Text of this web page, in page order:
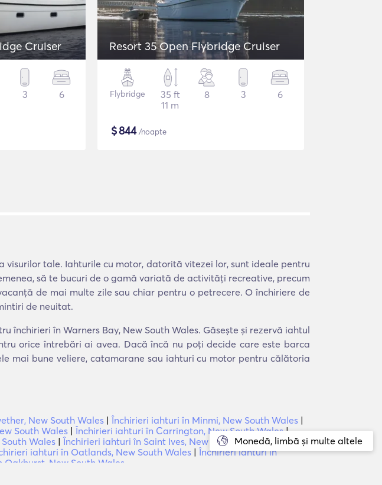
Cruiser
3 6
Resort 35 Open Flybridge Cruiser
Flybridge
35 ft
11 m
8 3 6
$844/noapte
Monedă, limbă și multe altele
visurilor tale. Iahturile cu motor, datorită vitezei lor, sunt ideale pentru
să te bucuri de o gamă variată de activități recreative, precum
de mai multe zile sau chiar pentru o petrecere. O închiriere de
de neuitat.
în Warners Bay, New South Wales. Găsește și rezervă iahtul
orice întrebări ai avea. Dacă încă nu poți decide care este barca
mai bune veliere, catamarane sau iahturi cu motor pentru călătoria
New South Wales | Închirieri iahturi în Minmi, New South Wales |
South Wales | Închirieri iahturi în Carrington, New South Wales|
Wales | Închirieri iahturi în Saint Ives, New South Wales| Închirieri
iahturi în Oatlands, New South Wales | Închirieri iahturi în
New South Wales